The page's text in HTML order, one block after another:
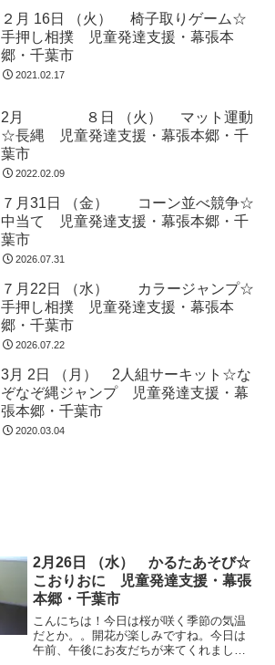
２月 16日 （火） 椅子取りゲーム☆
手押し相撲 児童発達支援・幕張本
郷・千葉市
2021.02.17
2月 ８日 （火） マット運動
☆長縄 児童発達支援・幕張本郷・千
葉市
2022.02.09
７月31日 （金） コーン並べ競争☆
中当て 児童発達支援・幕張本郷・千
葉市
2026.07.31
７月22日 （水） カラージャンプ☆
手押し相撲 児童発達支援・幕張本
郷・千葉市
2026.07.22
3月 2日 （月） 2人組サーキット☆な
ぞなぞ縄ジャンプ 児童発達支援・幕
張本郷・千葉市
2020.03.04
2月26日 （水） かるたあそび☆
こおりおに 児童発達支援・幕張
本郷・千葉市
こんにちは！今日は桜が咲く季節の気温
だとか。。開花が楽しみですね。今日は
午前、午後にお友だちが来てくれまし